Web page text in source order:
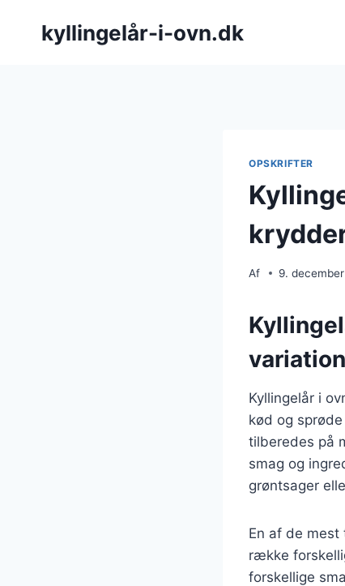
kyllingelår-i-ovn.dk
OPSKRIFTER
Af 9.
Kyllingelår i
kød og
tilberedes på
smag og
grøntsager
En af de
række
forskellige